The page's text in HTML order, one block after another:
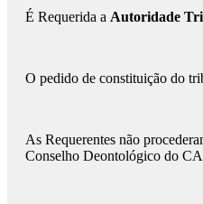
É Requerida a Autoridade
O pedido de constituição do
As Requerentes não
Conselho Deontológico do